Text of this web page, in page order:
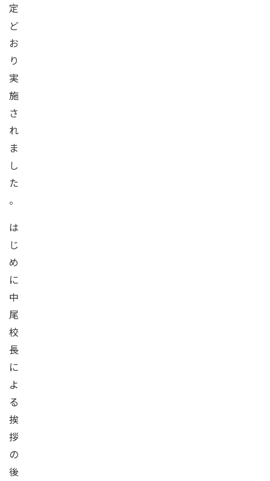
定
ど
お
り
実
施
さ
れ
ま
し
た
。
は
じ
め
に
中
尾
校
長
に
よ
る
挨
拶
の
後